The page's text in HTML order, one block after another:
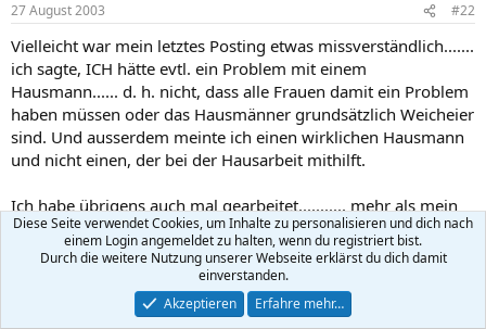
27 August 2003 #22
Vielleicht war mein letztes Posting etwas missverständlich.......
ich sagte, ICH hätte evtl. ein Problem mit einem
Hausmann...... d. h. nicht, dass alle Frauen damit ein Problem
haben müssen oder das Hausmänner grundsätzlich Weicheier
sind. Und ausserdem meinte ich einen wirklichen Hausmann
und nicht einen, der bei der Hausarbeit mithilft.
Ich habe übrigens auch mal gearbeitet........... mehr als mein
halbes Leben und ich weiß sehr gut, wie das ist. Natürlich hat
in dieser Zeit mein Mann auch zu Hause mitgeholfen, wäre ja
auch gar nicht anders gegangen und er hilft auch jetzt noch,
aber selbstverständlich nicht mehr in dem Ausmaß und das
ist auch nicht nötig, weil ich ja wirklich ausreichend Zeit dafür
Diese Seite verwendet Cookies, um Inhalte zu personalisieren und dich nach
einem Login angemeldet zu halten, wenn du registriert bist.
Durch die weitere Nutzung unserer Webseite erklärst du dich damit
einverstanden.
Akzeptieren
Erfahre mehr…